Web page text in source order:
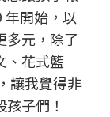
年開始，以
多元，除了
、花式籃
讓我覺得非
子們！